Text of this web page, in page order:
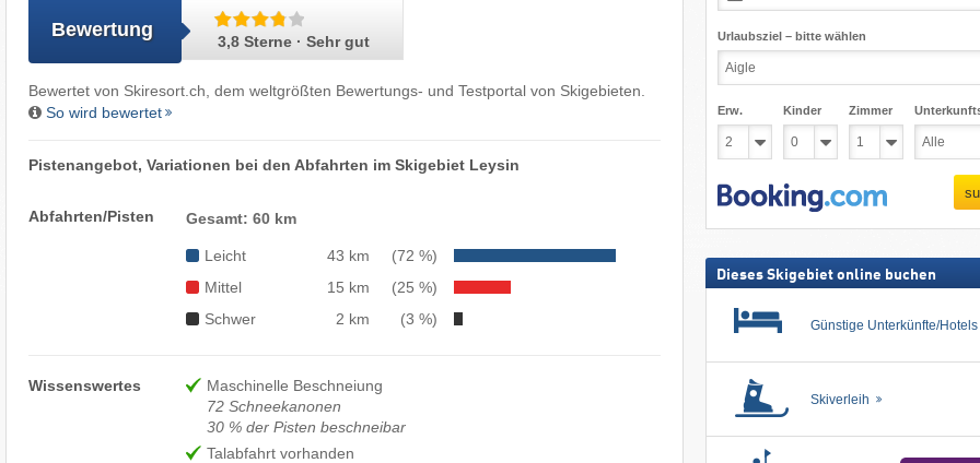
Bewertung
3,8 Sterne · Sehr gut
Bewertet von Skiresort.ch, dem weltgrößten Bewertungs- und Testportal von Skigebieten.
So wird bewertet
Pistenangebot, Variationen bei den Abfahrten im Skigebiet Leysin
Abfahrten/Pisten Gesamt: 60 km
Leicht 43 km
(72 %)
Mittel
15 km
(25 %)
Schwer
2 km (3 %)
Wissenswertes
Maschinelle Beschneiung
72 Schneekanonen
30 % der Pisten beschneibar
Talabfahrt vorhanden
Urlaubsziel – bitte wählen
Erw. Kinder Zimmer
Dieses Skigebiet online buchen
Günstige Unterkünfte/Hotels
Skiverleih